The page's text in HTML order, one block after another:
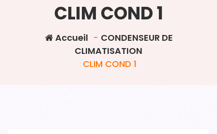
CLIM COND 1
Accueil - CONDENSEUR DE
CLIMATISATION
CLIM COND 1